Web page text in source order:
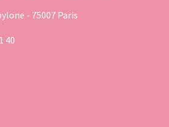
- 75007 Paris
40